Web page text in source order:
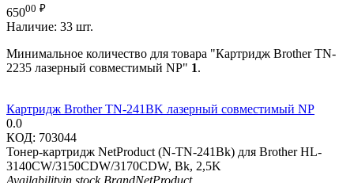
65000 ₽
Наличие: 33 шт.
Минимальное количество для товара "Картридж Brother TN-
2235 лазерный совместимый NP" 1.
Картридж Brother TN-241BK лазерный совместимый NP
0.0
КОД: 703044
Тонер-картридж NetProduct (N-TN-241Bk) для Brother HL-
3140CW/3150CDW/3170CDW, Bk, 2,5K
Availabilityin stock BrandNetProduct